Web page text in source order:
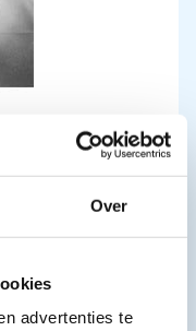
Over
advertenties te